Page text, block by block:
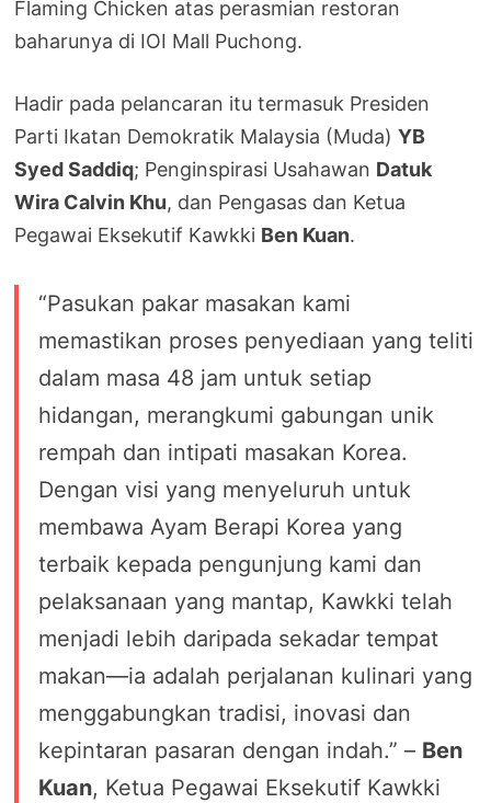
Flaming Chicken atas perasmian restoran
baharunya di IOI Mall Puchong.
Hadir pada pelancaran itu termasuk Presiden
Parti Ikatan Demokratik Malaysia (Muda)YB
Syed Saddiq; Penginspirasi Usahawan Datuk
Wira Calvin Khu, dan Pengasas dan Ketua
Pegawai Eksekutif Kawkki Ben Kuan.
“Pasukan pakar masakan kami
memastikan proses penyediaan yang teliti
dalam masa 48 jam untuk setiap
hidangan, merangkumi gabungan unik
rempah dan intipati masakan Korea.
Dengan visi yang menyeluruh untuk
membawa Ayam Berapi Korea yang
terbaik kepada pengunjung kami dan
pelaksanaan yang mantap, Kawkki telah
menjadi lebih daripada sekadar tempat
makan—ia adalah perjalanan kulinari yang
menggabungkan tradisi, inovasi dan
kepintaran pasaran dengan indah.” – Ben
Kuan, Ketua Pegawai Eksekutif Kawkki